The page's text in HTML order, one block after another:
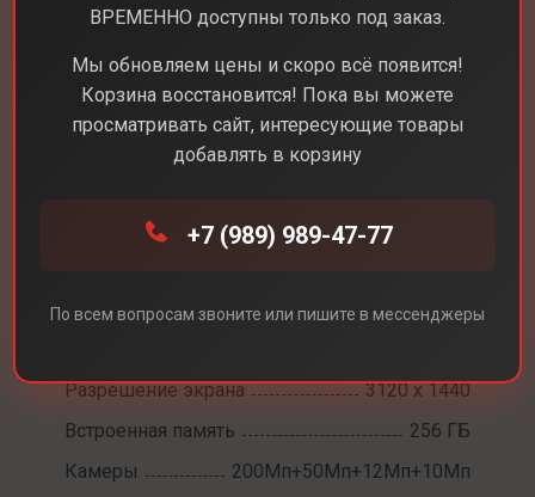
Samsung Galaxy S24
Разрешение экрана
3120 x 1440
Встроенная память
256 ГБ
Камеры
200Мп+50Мп+12Мп+10Мп
ВРЕМЕННО доступны только под заказ.
Мы обновляем цены и скоро всё появится!
Корзина восстановится! Пока вы можете
просматривать сайт, интересующие товары
добавлять в корзину
+7 (989) 989-47-77
По всем вопросам звоните или пишите в мессенджеры